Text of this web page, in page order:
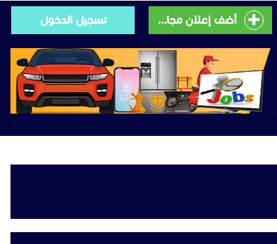
أضف إعلان مجانى تسجيل الدخول